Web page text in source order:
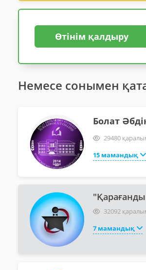
Өтінім қалдыру
Немесе сонымен
Болат
29480
15 мамандық
32092
7 мамандық